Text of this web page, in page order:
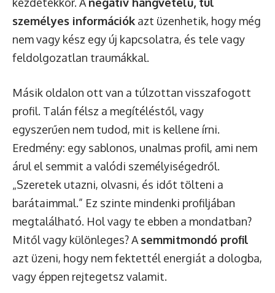
személyes információk azt üzenhetik, hogy még
nem vagy kész egy új kapcsolatra, és tele vagy
feldolgozatlan traumákkal.
Másik oldalon ott van a túlzottan visszafogott
profil. Talán félsz a megítéléstől, vagy
egyszerűen nem tudod, mit is kellene írni.
Eredmény: egy sablonos, unalmas profil, ami nem
árul el semmit a valódi személyiségedről.
„Szeretek utazni, olvasni, és időt tölteni a
barátaimmal.” Ez szinte mindenki profiljában
megtalálható. Hol vagy te ebben a mondatban?
Mitől vagy különleges? A semmitmondó profil
azt üzeni, hogy nem fektettél energiát a dologba,
vagy éppen rejtegetsz valamit.